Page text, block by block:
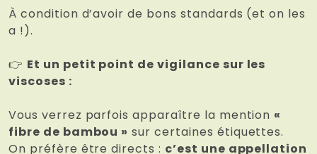
À condition d’avoir de bons standards (et on les
a !).
👉 Et un petit point de vigilance sur les
viscoses :
Vous verrez parfois apparaître la mention «
fibre de bambou » sur certaines étiquettes.
On préfère être directs : c’est une appellation